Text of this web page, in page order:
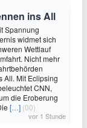
ins All
Spannung
widmet sich
Wettlauf
Nicht mehr
All. Mit Eclipsing
CNN,
die Eroberung
[…] (00)
vor 1 Stunde